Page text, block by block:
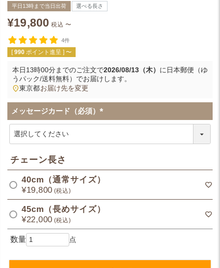
平日13時まで当日出荷 選べる長さ
¥19,800 税込 〜
4件
[ 990 ポイント進呈 ] 〜
本日13時00分までのご注文で2026/08/13（木） に 日本郵便（ゆ
うパック/送料無料） でお届けします。
東京都お届け先を変更
メッセージカード（必須）
(
チェーン長さ
40cm（通常サイズ）
¥19,800 税込
45cm（長めサイズ）
¥22,000 税込